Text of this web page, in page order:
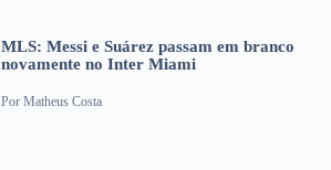
MLS: Messi e Suárez passam em branco
novamente no Inter Miami
Por Matheus Costa